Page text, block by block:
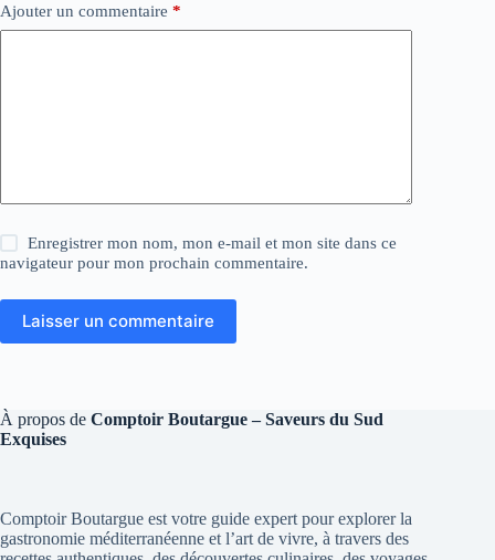
Ajouter un commentaire *
Enregistrer mon nom, mon e-mail et mon site dans ce
navigateur pour mon prochain commentaire.
Laisser un commentaire
À propos de Comptoir Boutargue – Saveurs du Sud
Exquises
Comptoir Boutargue est votre guide expert pour explorer la
gastronomie méditerranéenne et l’art de vivre, à travers des